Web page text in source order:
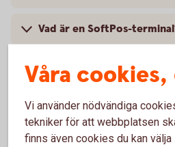
Vad är en SoftPos-
Vad är fördelarna med att
Hur många anslutna
SoftPOS?
Våra
Vi använder nödvändiga
tekniker för att webbplatsen
finns även cookies du kan